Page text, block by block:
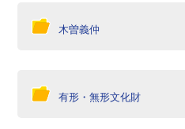
木曽義仲
有形・無形文化財